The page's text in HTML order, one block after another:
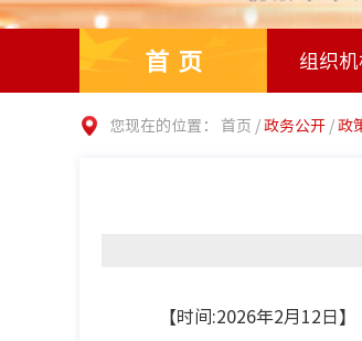
首页 组织
您现在的位置： 首页 /政务公开 /政
【时间:2026年2月12日